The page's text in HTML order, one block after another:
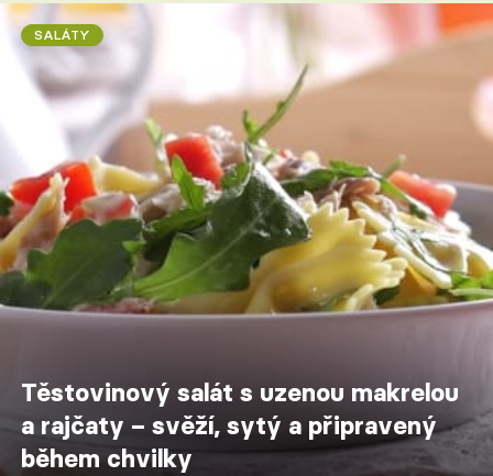
SALÁTY
Těstovinový salát s uzenou makrelou
a rajčaty – svěží, sytý a připravený
během chvilky